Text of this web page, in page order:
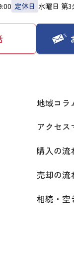
定休日 水曜日 第3
地域コラ
アクセス
購入の流
売却の流
相続・空